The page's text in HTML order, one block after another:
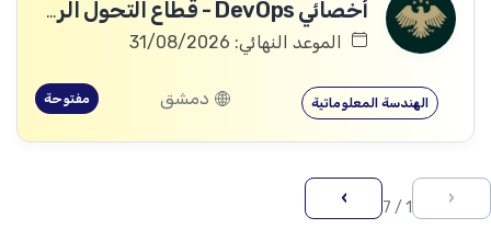
أخصائي DevOps - قطاع التحول الرقمي
الموعد النهائي: 31/08/2026
الهندسة المعلوماتية دمشق مفتوحة
‹
1 / 7
›